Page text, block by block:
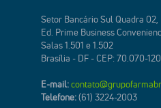
Setor Bancário Sul Quadra 02,
Ed. Prime Business
Salas 1.501 e 1.502
Brasília - DF - CEP: 70.070-120
E-mail:
Telefone:(61) 3224-2003